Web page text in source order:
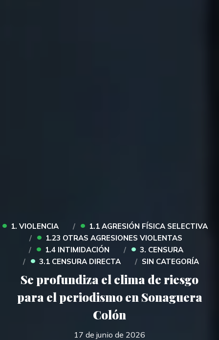
• 1. VIOLENCIA • 1.1 AGRESIÓN FÍSICA SELECTIVA
• 1.23 OTRAS AGRESIONES VIOLENTAS
• 1.4 INTIMIDACIÓN • 3. CENSURA
• 3.1 CENSURA DIRECTA SIN CATEGORÍA
Se profundiza el clima de riesgo
para el periodismo en Sonaguera
Colón
17 de junio de 2026